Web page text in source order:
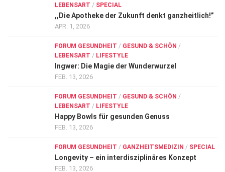
LEBENSART / SPECIAL
,,Die Apotheke der Zukunft denkt ganzheitlich!”
APR. 1, 2026
FORUM GESUNDHEIT / GESUND & SCHÖN /
LEBENSART / LIFESTYLE
Ingwer: Die Magie der Wunderwurzel
FEB. 13, 2026
FORUM GESUNDHEIT / GESUND & SCHÖN /
LEBENSART / LIFESTYLE
Happy Bowls für gesunden Genuss
FEB. 13, 2026
FORUM GESUNDHEIT / GANZHEITSMEDIZIN / SPECIAL
Longevity – ein interdisziplinäres Konzept
FEB. 13, 2026